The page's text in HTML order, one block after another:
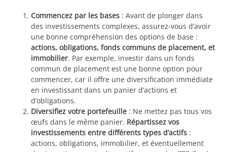
Commencez par les bases : Avant de plonger dans
des investissements complexes, assurez-vous d’avoir
une bonne compréhension des options de base :
actions, obligations, fonds communs de placement, et
immobilier. Par exemple, investir dans un fonds
commun de placement est une bonne option pour
commencer, car il offre une diversification immédiate
en investissant dans un panier d’actions et
d’obligations.
Diversifiez votre portefeuille : Ne mettez pas tous vos
œufs dans le même panier. Répartissez vos
investissements entre différents types d’actifs :
actions, obligations, immobilier, et éventuellement